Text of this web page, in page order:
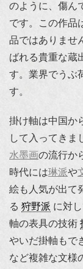
のように、傷ん
です。この作品
品ではありませ
ばれる貴重な蔵
す。業界でうぶ
す。
掛け軸は中国か
して入ってきま
水墨画の流行か
時代には琳派や
絵も人気が出て
る 狩野派 に対
軸の表具の技術
やいだ掛軸もで
など複雑な文様